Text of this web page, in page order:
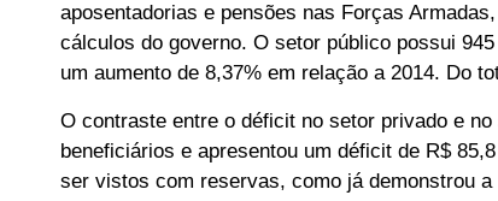
aposentadorias e pensões nas Forças
cálculos do governo. O setor público possui
um aumento de 8,37% em relação a 2014. Do
O contraste entre o déficit no setor privado e
beneficiários e apresentou um déficit de R$
ser vistos com reservas, como já demonstrou